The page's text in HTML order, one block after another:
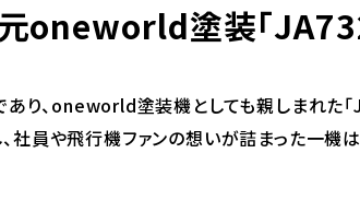
oneworld塗装「
り、oneworld塗装機としても親しまれた「
員や飛行機ファンの想いが詰まった一機